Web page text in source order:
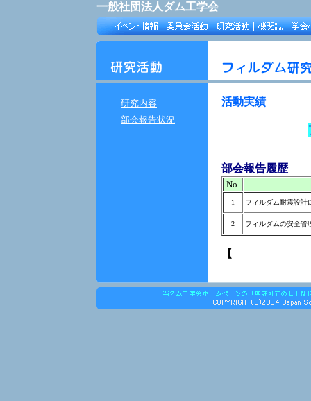
一般社団法人ダム工学会
研究内容
部会報告状況
活動実績
部会報告履歴
No.
1 フィルダム耐震設計
2 フィルダムの安全管
【